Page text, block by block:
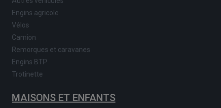
Engins agricole
Vélos
Camion
Remorques et caravanes
Engins BTP
Trotinette
MAISONS ET ENFANTS